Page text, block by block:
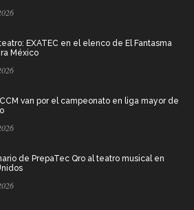
EXATEC en el elenco de El Fantasma
México
van por el campeonato en liga mayor de
de PrepaTec Qro al teatro musical en